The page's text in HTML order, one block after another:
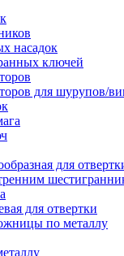
насадок
ключей
для шурупов/
для
для отвертки
по металлу